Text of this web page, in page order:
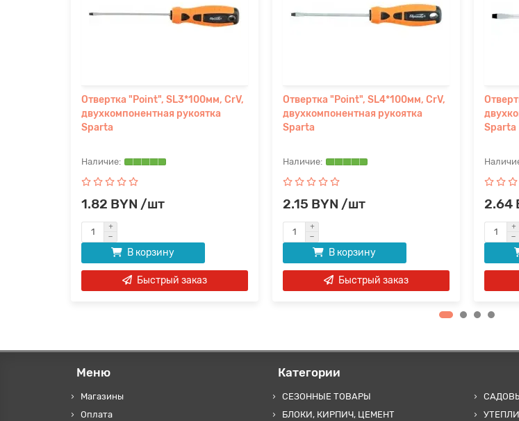
Отвертка "Point", SL3*100мм, CrV,
двухкомпонентная рукоятка
Sparta
1.82 BYN /шт
В корзину
Быстрый заказ
Отвертка "Point", SL4*100мм, CrV,
двухкомпонентная рукоятка
Sparta
2.15 BYN /шт
В корзину
Быстрый заказ
Sparta
2.64
Меню
Магазины
Оплата
Категории
СЕЗОННЫЕ ТОВАРЫ
БЛОКИ, КИРПИЧ, ЦЕМЕНТ